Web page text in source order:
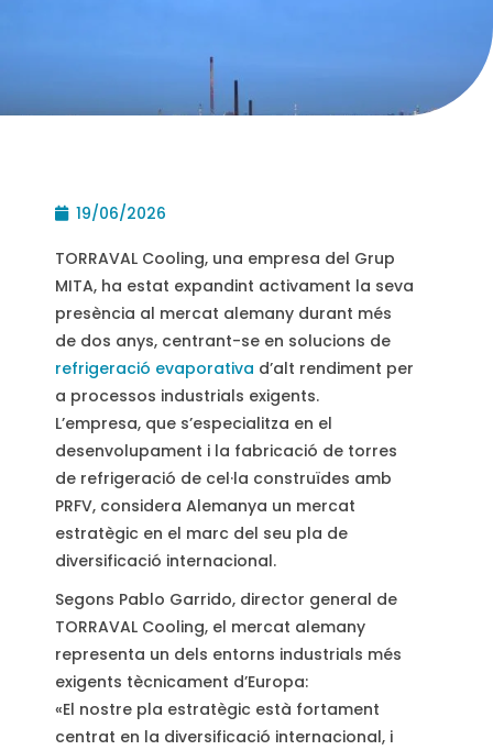
19/06/2026
TORRAVAL Cooling, una empresa del Grup
MITA, ha estat expandint activament la seva
presència al mercat alemany durant més
de dos anys, centrant-se en solucions de
refrigeració evaporativa d’alt rendiment per
a processos industrials exigents.
L’empresa, que s’especialitza en el
desenvolupament i la fabricació de torres
de refrigeració de cel·la construïdes amb
PRFV, considera Alemanya un mercat
estratègic en el marc del seu pla de
diversificació internacional.
Segons Pablo Garrido, director general de
TORRAVAL Cooling, el mercat alemany
representa un dels entorns industrials més
exigents tècnicament d’Europa:
«El nostre pla estratègic està fortament
centrat en la diversificació internacional, i